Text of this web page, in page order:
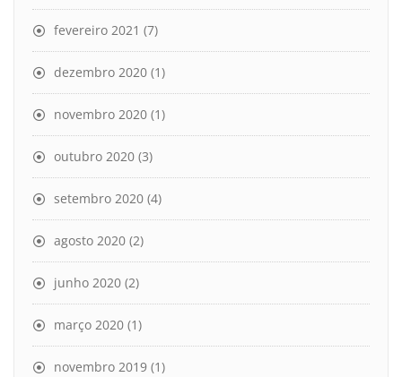
fevereiro 2021 (7)
dezembro 2020 (1)
novembro 2020 (1)
outubro 2020 (3)
setembro 2020 (4)
agosto 2020 (2)
junho 2020 (2)
março 2020 (1)
novembro 2019 (1)